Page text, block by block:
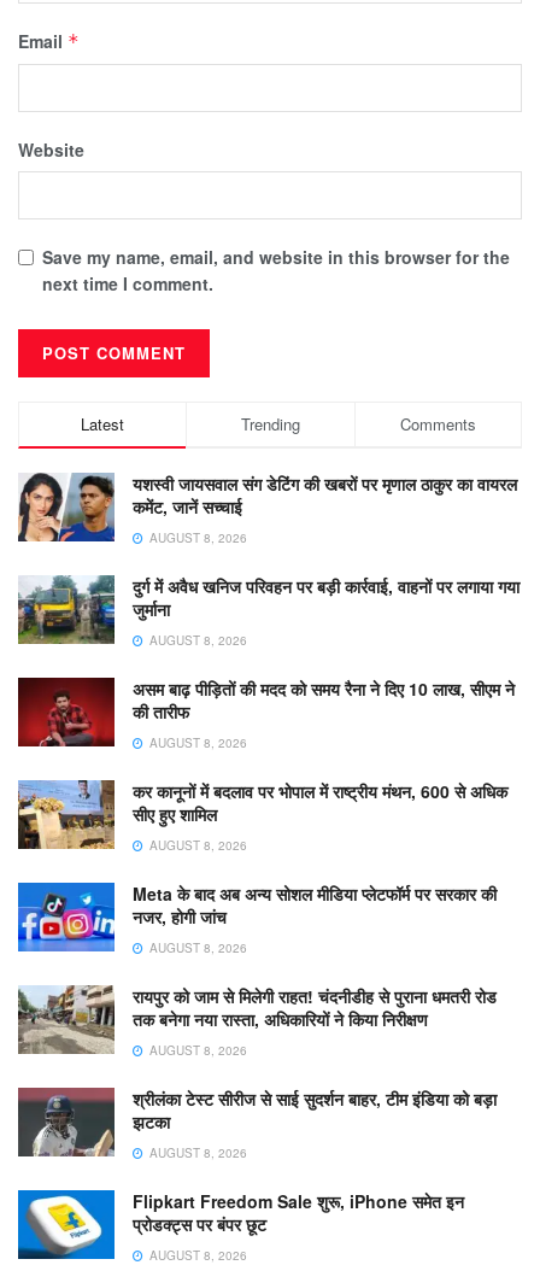
Email *
Website
Save my name, email, and website in this browser for the
next time I comment.
Latest Trending Comments
यशस्वी जायसवाल संग डेटिंग की खबरों पर मृणाल ठाकुर का वायरल
कमेंट, जानें सच्चाई
AUGUST 8, 2026
दुर्ग में अवैध खनिज परिवहन पर बड़ी कार्रवाई, वाहनों पर लगाया गया
जुर्माना
AUGUST 8, 2026
असम बाढ़ पीड़ितों की मदद को समय रैना ने दिए 10 लाख, सीएम ने
की तारीफ
AUGUST 8, 2026
कर कानूनों में बदलाव पर भोपाल में राष्ट्रीय मंथन, 600 से अधिक
सीए हुए शामिल
AUGUST 8, 2026
Meta के बाद अब अन्य सोशल मीडिया प्लेटफॉर्म पर सरकार की
नजर, होगी जांच
AUGUST 8, 2026
रायपुर को जाम से मिलेगी राहत! चंदनीडीह से पुराना धमतरी रोड
तक बनेगा नया रास्ता, अधिकारियों ने किया निरीक्षण
AUGUST 8, 2026
श्रीलंका टेस्ट सीरीज से साई सुदर्शन बाहर, टीम इंडिया को बड़ा
झटका
AUGUST 8, 2026
Flipkart Freedom Sale शुरू, iPhone समेत इन
प्रोडक्ट्स पर बंपर छूट
AUGUST 8, 2026